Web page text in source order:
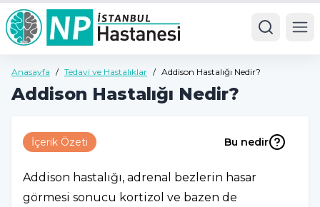
Anasayfa / Tedavi ve Hastalıklar / Addison Hastalığı Nedir?
Addison Hastalığı Nedir?
İçerik Özeti Bu nedir
Addison hastalığı, adrenal bezlerin hasar
görmesi sonucu kortizol ve bazen de